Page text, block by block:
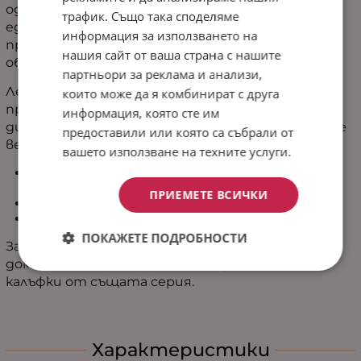
одеялото предлага две различни усещания в
един продукт. Гладката страна е нежна и
приятна на допир, докато шерпа текстурата
обгръща с уют.
Лекото му изпълнение го прави изключително
практично - лесно се използва като одеяло на
дивана или като удобна наметка в по-хладните
вечери.
Леко, удобно и лесно за ежедневна употреба
За напълно завършена и хармонична визия на
дома, комбинирай двулицево одеяло „Ноа“ с
калъфки от същата серия.
Характеристики
трафик. Също така споделяме
информация за използването на
нашия сайт от ваша страна с нашите
партньори за реклама и анализи,
които може да я комбинират с друга
информация, която сте им
предоставили или която са събрали от
вашето използване на техните услуги.
ПРИЕМЕТЕ ВСИЧКИ
ПОКАЖЕТЕ ПОДРОБНОСТИ